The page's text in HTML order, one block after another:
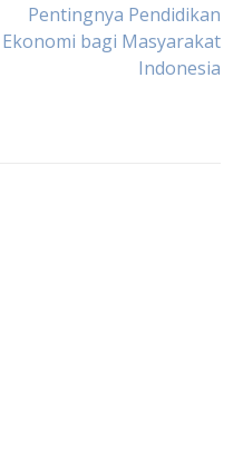
Pentingnya Pendidikan
Ekonomi bagi Masyarakat
Indonesia